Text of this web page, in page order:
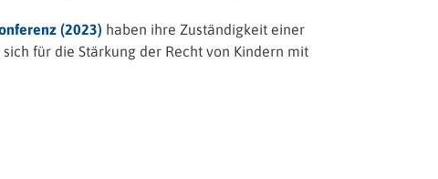
(2023) haben ihre Zuständigkeit einer
für die Stärkung der Recht von Kindern mit